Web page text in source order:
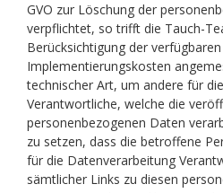
GVO zur Löschung der
verpflichtet, so trifft die Tauch-
Berücksichtigung der
Implementierungskosten
technischer Art, um andere für
Verantwortliche, welche die
personenbezogenen Daten
zu setzen, dass die betroffene
für die Datenverarbeitung
sämtlicher Links zu diesen